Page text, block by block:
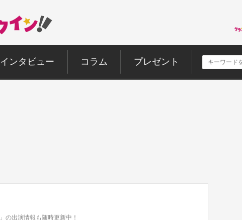
インタビュー コラム プレゼント
の出演情報も随時更新中！